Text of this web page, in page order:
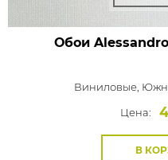
Обои
Виниловые,
Цена:
В